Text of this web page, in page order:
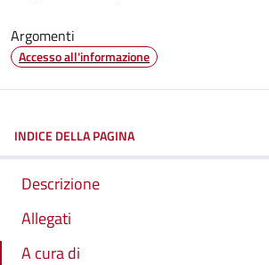
Argomenti
Accesso all'informazione
INDICE DELLA PAGINA
Descrizione
Allegati
A cura di